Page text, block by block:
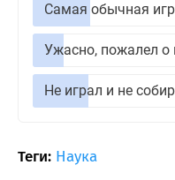
Самая обычная
Ужасно, пожалел о
Не играл и не
Теги: Наука